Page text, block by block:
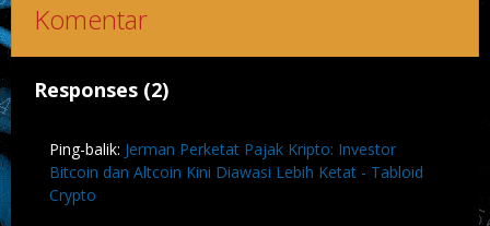
Komentar
Responses (2)
Ping-balik: Jerman Perketat Pajak Kripto: Investor
Bitcoin dan Altcoin Kini Diawasi Lebih Ketat - Tabloid
Crypto